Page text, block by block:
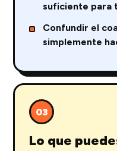
suficiente para
Confundir el
simplemente
03
Lo que